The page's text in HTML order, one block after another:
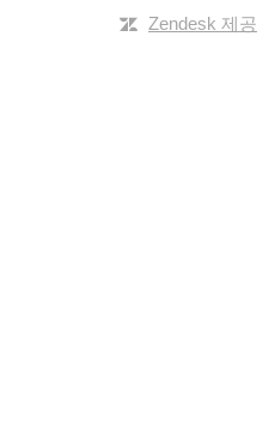
Zendesk 제공